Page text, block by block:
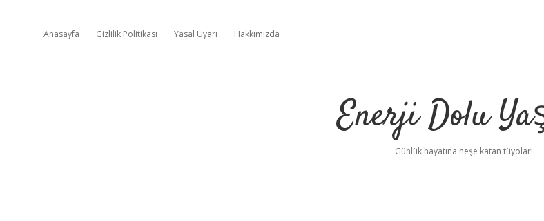
Anasayfa Gizlilik Politikası Yasal Uyarı Hakkımızda
Enerji Dolu
Günlük hayatına neşe katan tüyolar!